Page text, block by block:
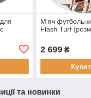
М'яч
Flash Turf
2 699₴
та новинки